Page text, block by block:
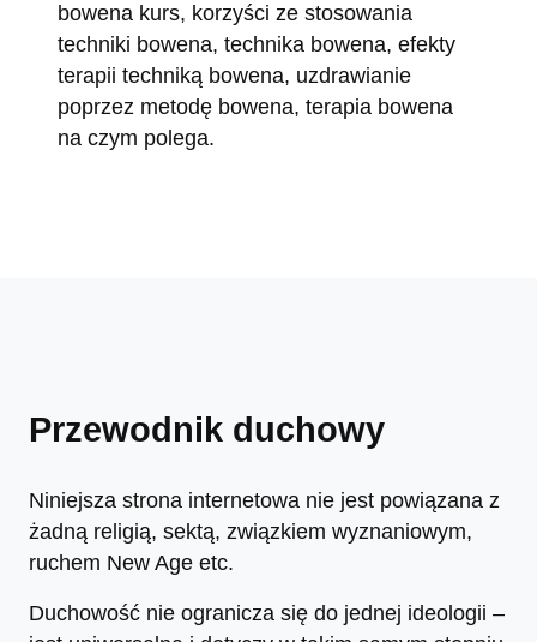
bowena kurs, korzyści ze stosowania
techniki bowena, technika bowena, efekty
terapii techniką bowena, uzdrawianie
poprzez metodę bowena, terapia bowena
na czym polega.
Przewodnik duchowy
Niniejsza strona internetowa nie jest powiązana z
żadną religią, sektą, związkiem wyznaniowym,
ruchem New Age etc.
Duchowość nie ogranicza się do jednej ideologii –